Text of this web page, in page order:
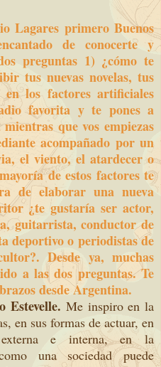
Lagares primero Buenos
de conocerte y
preguntas 1) ¿cómo te
tus nuevas novelas, tus
los factores artificiales
favorita y te pones a
que vos empiezas
acompañado por un
el viento, el atardecer o
de estos factores te
de elaborar una nueva
¿te gustaría ser actor,
guitarrista, conductor de
deportivo o periodistas de
Desde ya, muchas
a las dos preguntas. Te
desde Argentina.
Estevelle. Me inspiro en la
en sus formas de actuar, en
e interna, en la
una sociedad puede